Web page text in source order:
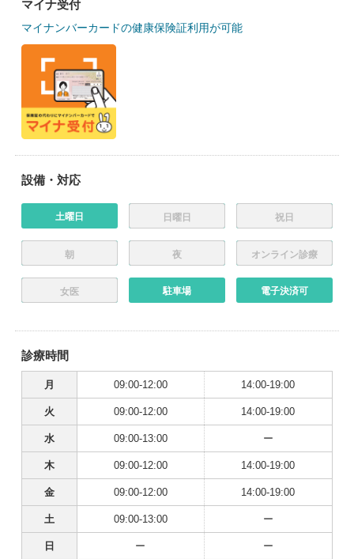
マイナ受付
マイナンバーカードの健康保険証利用が可能
設備・対応
土曜日 日曜日 祝日
朝 夜 オンライン診療
女医 駐車場 電子決済可
診療時間
月 09:00-12:00 14:00-19:00
火 09:00-12:00 14:00-19:00
水 09:00-13:00 ー
木 09:00-12:00 14:00-19:00
金 09:00-12:00 14:00-19:00
土 09:00-13:00 ー
日 ー ー